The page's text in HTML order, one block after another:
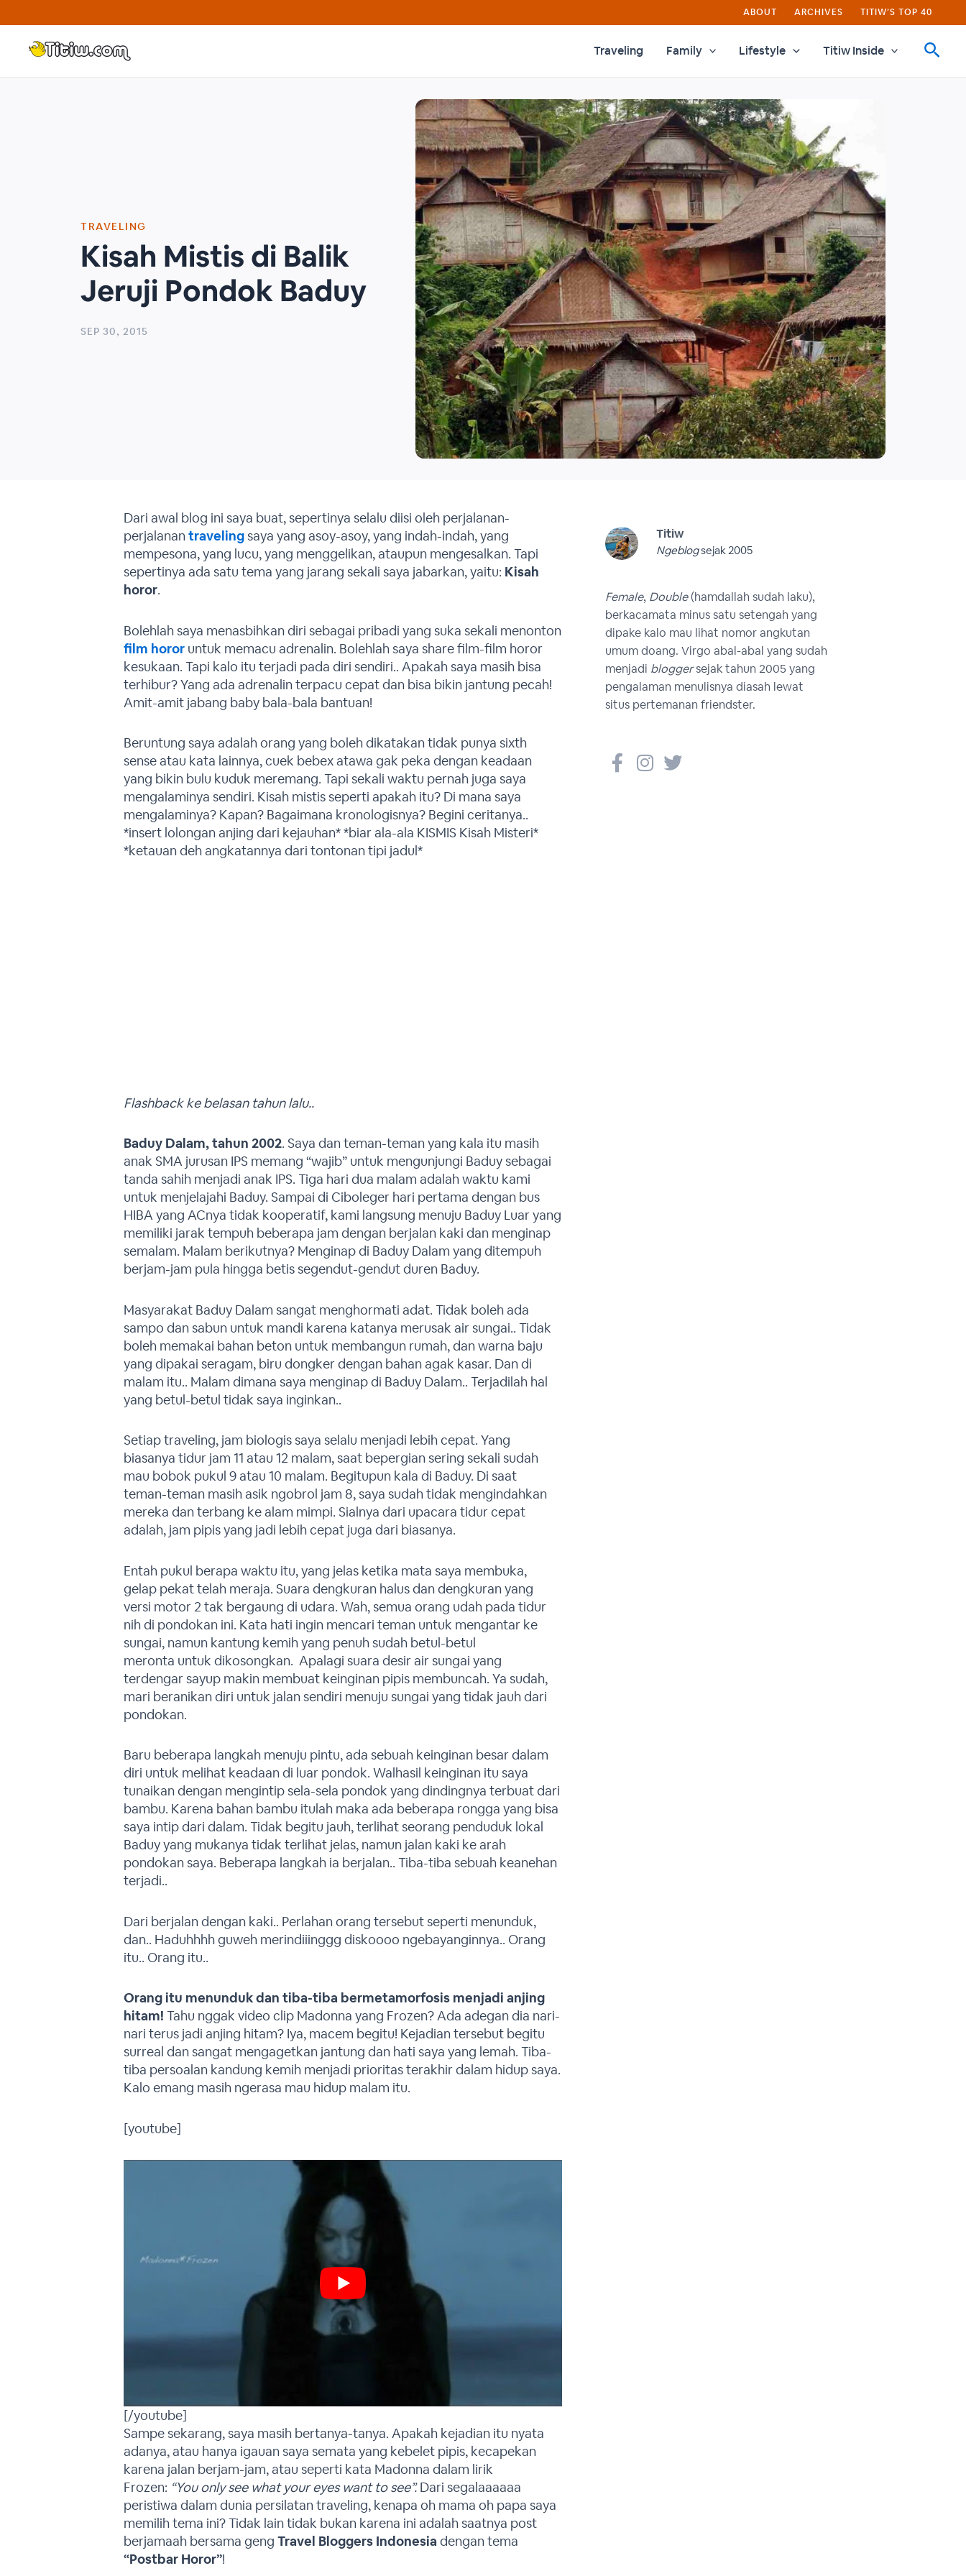
to
content
ABOUT ARCHIVES TITIW’S TOP 40
Traveling Family Lifestyle Titiw Inside
TRAVELING
Kisah Mistis di Balik
Jeruji Pondok Baduy
SEP 30, 2015
Dari awal blog ini saya buat, sepertinya selalu diisi oleh perjalanan-
perjalanantraveling saya yang asoy-asoy, yang indah-indah, yang
mempesona, yang lucu, yang menggelikan, ataupun mengesalkan. Tapi
sepertinya ada satu tema yang jarang sekali saya jabarkan, yaitu: Kisah
horor.
Bolehlah saya menasbihkan diri sebagai pribadi yang suka sekali menonton
film horor untuk memacu adrenalin. Bolehlah saya share film-film horor
kesukaan. Tapi kalo itu terjadi pada diri sendiri.. Apakah saya masih bisa
terhibur? Yang ada adrenalin terpacu cepat dan bisa bikin jantung pecah!
Amit-amit jabang baby bala-bala bantuan!
Beruntung saya adalah orang yang boleh dikatakan tidak punya sixth
sense atau kata lainnya, cuek bebex atawa gak peka dengan keadaan
yang bikin bulu kuduk meremang. Tapi sekali waktu pernah juga saya
mengalaminya sendiri. Kisah mistis seperti apakah itu? Di mana saya
mengalaminya? Kapan? Bagaimana kronologisnya? Begini ceritanya..
*insert lolongan anjing dari kejauhan* *biar ala-ala KISMIS Kisah Misteri*
*ketauan deh angkatannya dari tontonan tipi jadul*
Flashback ke belasan tahun lalu..
Baduy Dalam, tahun 2002. Saya dan teman-teman yang kala itu masih
anak SMA jurusan IPS memang “wajib” untuk mengunjungi Baduy sebagai
tanda sahih menjadi anak IPS. Tiga hari dua malam adalah waktu kami
untuk menjelajahi Baduy. Sampai di Ciboleger hari pertama dengan bus
HIBA yang ACnya tidak kooperatif, kami langsung menuju Baduy Luar yang
memiliki jarak tempuh beberapa jam dengan berjalan kaki dan menginap
semalam. Malam berikutnya? Menginap di Baduy Dalam yang ditempuh
berjam-jam pula hingga betis segendut-gendut duren Baduy.
Masyarakat Baduy Dalam sangat menghormati adat. Tidak boleh ada
sampo dan sabun untuk mandi karena katanya merusak air sungai.. Tidak
boleh memakai bahan beton untuk membangun rumah, dan warna baju
yang dipakai seragam, biru dongker dengan bahan agak kasar. Dan di
malam itu.. Malam dimana saya menginap di Baduy Dalam.. Terjadilah hal
yang betul-betul tidak saya inginkan..
Setiap traveling, jam biologis saya selalu menjadi lebih cepat. Yang
biasanya tidur jam 11 atau 12 malam, saat bepergian sering sekali sudah
mau bobok pukul 9 atau 10 malam. Begitupun kala di Baduy. Di saat
teman-teman masih asik ngobrol jam 8, saya sudah tidak mengindahkan
mereka dan terbang ke alam mimpi. Sialnya dari upacara tidur cepat
adalah, jam pipis yang jadi lebih cepat juga dari biasanya.
Entah pukul berapa waktu itu, yang jelas ketika mata saya membuka,
gelap pekat telah meraja. Suara dengkuran halus dan dengkuran yang
versi motor 2 tak bergaung di udara. Wah, semua orang udah pada tidur
nih di pondokan ini. Kata hati ingin mencari teman untuk mengantar ke
sungai, namun kantung kemih yang penuh sudah betul-betul
meronta untuk dikosongkan. Apalagi suara desir air sungai yang
terdengar sayup makin membuat keinginan pipis membuncah. Ya sudah,
mari beranikan diri untuk jalan sendiri menuju sungai yang tidak jauh dari
pondokan.
Baru beberapa langkah menuju pintu, ada sebuah keinginan besar dalam
diri untuk melihat keadaan di luar pondok. Walhasil keinginan itu saya
tunaikan dengan mengintip sela-sela pondok yang dindingnya terbuat dari
bambu. Karena bahan bambu itulah maka ada beberapa rongga yang bisa
saya intip dari dalam. Tidak begitu jauh, terlihat seorang penduduk lokal
Baduy yang mukanya tidak terlihat jelas, namun jalan kaki ke arah
pondokan saya. Beberapa langkah ia berjalan.. Tiba-tiba sebuah keanehan
terjadi..
Dari berjalan dengan kaki.. Perlahan orang tersebut seperti menunduk,
dan.. Haduhhhh guweh merindiiinggg diskoooo ngebayanginnya.. Orang
itu.. Orang itu..
Orang itu menunduk dan tiba-tiba bermetamorfosis menjadi anjing
hitam! Tahu nggak video clip Madonna yang Frozen? Ada adegan dia nari-
nari terus jadi anjing hitam? Iya, macem begitu! Kejadian tersebut begitu
surreal dan sangat mengagetkan jantung dan hati saya yang lemah. Tiba-
tiba persoalan kandung kemih menjadi prioritas terakhir dalam hidup saya.
Kalo emang masih ngerasa mau hidup malam itu.
[youtube]
[/youtube]
Sampe sekarang, saya masih bertanya-tanya. Apakah kejadian itu nyata
adanya, atau hanya igauan saya semata yang kebelet pipis, kecapekan
karena jalan berjam-jam, atau seperti kata Madonna dalam lirik
Frozen: “You only see what your eyes want to see”.Dari segalaaaaaa
peristiwa dalam dunia persilatan traveling, kenapa oh mama oh papa saya
memilih tema ini? Tidak lain tidak bukan karena ini adalah saatnya post
berjamaah bersama geng Travel Bloggers Indonesia dengan tema
“Postbar Horor”!
Titiw
Ngeblogsejak 2005
Female, Double(hamdallah sudah laku),
berkacamata minus satu setengah yang
dipake kalo mau lihat nomor angkutan
umum doang. Virgo abal-abal yang sudah
menjadi bloggersejak tahun 2005 yang
pengalaman menulisnya diasah lewat
situs pertemanan friendster.